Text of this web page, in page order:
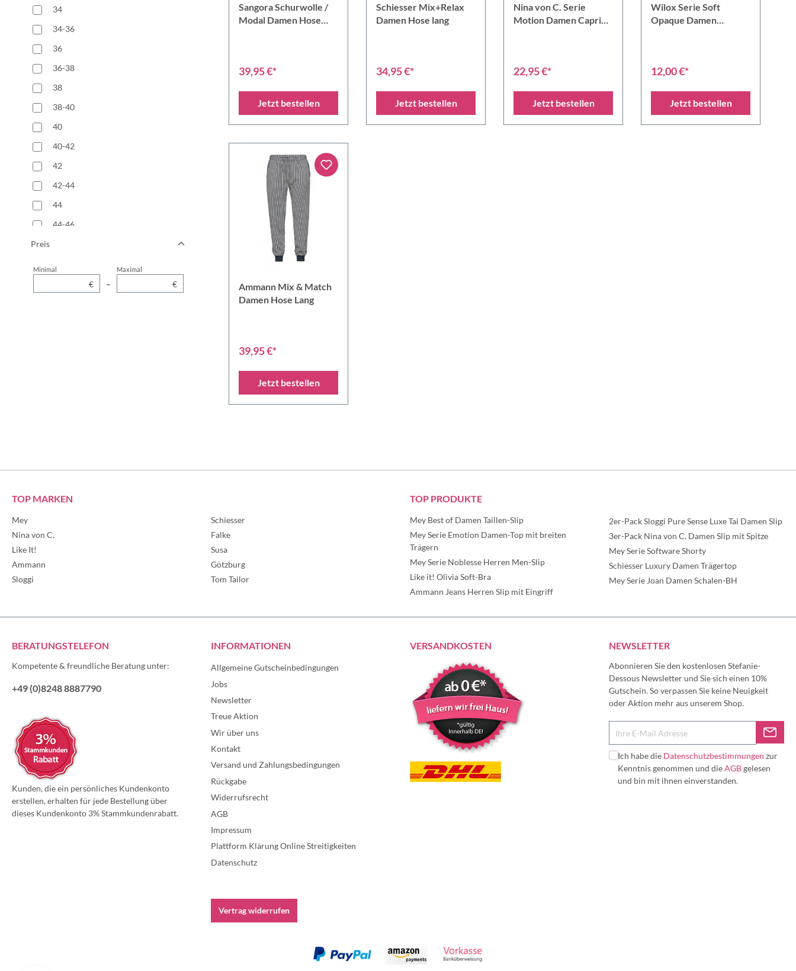
34
34-36
36
36-38
38
38-40
40
40-42
42
42-44
44
44-46
XL
Preis
Minimal
€ –
Maximal
€
Sangora Schurwolle /
Modal Damen Hose
39,95 €*
Jetzt bestellen
Schiesser Mix+Relax
Damen Hose lang
34,95 €*
Jetzt bestellen
Nina von C. Serie
Motion Damen Capri
22,95 €*
Jetzt bestellen
Wilox Serie Soft
Opaque Damen
12,00 €*
Jetzt bestellen
Ammann Mix & Match
Damen Hose Lang
39,95 €*
Jetzt bestellen
TOP MARKEN
Mey
Nina von C.
Like It!
Ammann
Sloggi
Schiesser
Falke
Susa
Götzburg
Tom Tailor
TOP PRODUKTE
Mey Best of Damen Taillen-Slip
Mey Serie Emotion Damen-Top mit breiten
Trägern
Mey Serie Noblesse Herren Men-Slip
Like it! Olivia Soft-Bra
Ammann Jeans Herren Slip mit Eingriff
2er-Pack Sloggi Pure Sense Luxe Tai Damen Slip
3er-Pack Nina von C. Damen Slip mit Spitze
Mey Serie Software Shorty
Schiesser Luxury Damen Trägertop
Mey Serie Joan Damen Schalen-BH
BERATUNGSTELEFON
Kompetente & freundliche Beratung unter:
+49 (0)8248 8887790
Kunden, die ein persönliches Kundenkonto
erstellen, erhalten für jede Bestellung über
dieses Kundenkonto 3% Stammkundenrabatt.
INFORMATIONEN
Allgemeine Gutscheinbedingungen
Jobs
Newsletter
Treue Aktion
Wir über uns
Kontakt
Versand und Zahlungsbedingungen
Rückgabe
Widerrufsrecht
AGB
Impressum
Plattform Klärung Online Streitigkeiten
Datenschutz
Vertrag widerrufen
VERSANDKOSTEN NEWSLETTER
Abonnieren Sie den kostenlosen Stefanie-
Dessous Newsletter und Sie sich einen 10%
Gutschein. So verpassen Sie keine Neuigkeit
oder Aktion mehr aus unserem Shop.
Ich habe die Datenschutzbestimmungen zur
Kenntnis genommen und dieAGBgelesen
und bin mit ihnen einverstanden.